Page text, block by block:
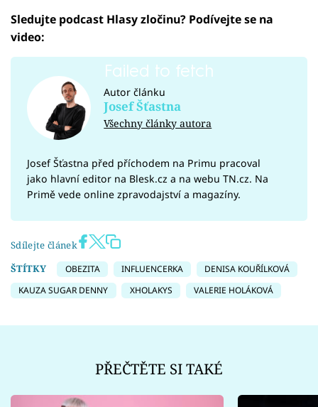
Sledujte podcast Hlasy zločinu? Podívejte se na
video:
Failed to fetch
Autor článku
Josef Šťastna
Všechny články autora
Josef Šťastna před příchodem na Primu pracoval
jako hlavní editor na Blesk.cz a na webu TN.cz. Na
Primě vede online zpravodajství a magazíny.
Sdílejte článek
ŠTÍTKY
OBEZITA INFLUENCERKA
DENISA KOUŘÍLKOVÁ
KAUZA SUGAR DENNY
XHOLAKYS VALERIE HOLÁKOVÁ
PŘEČTĚTE SI TAKÉ